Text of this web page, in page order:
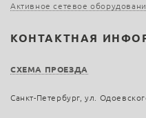
Активное сетевое
КОНТАКТНАЯ
СХЕМА ПРОЕЗДА
Санкт-Петербург, ул.